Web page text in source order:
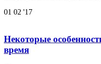
01 02 '17
Некоторые
время